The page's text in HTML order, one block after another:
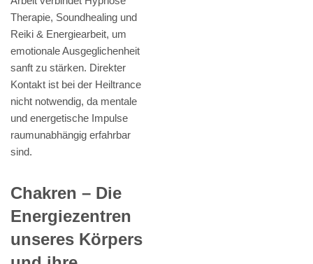
Therapie, Soundhealing und
Reiki & Energiearbeit, um
emotionale Ausgeglichenheit
sanft zu stärken. Direkter
Kontakt ist bei der Heiltrance
nicht notwendig, da mentale
und energetische Impulse
raumunabhängig erfahrbar
sind.
Chakren – Die
Energiezentren
unseres Körpers